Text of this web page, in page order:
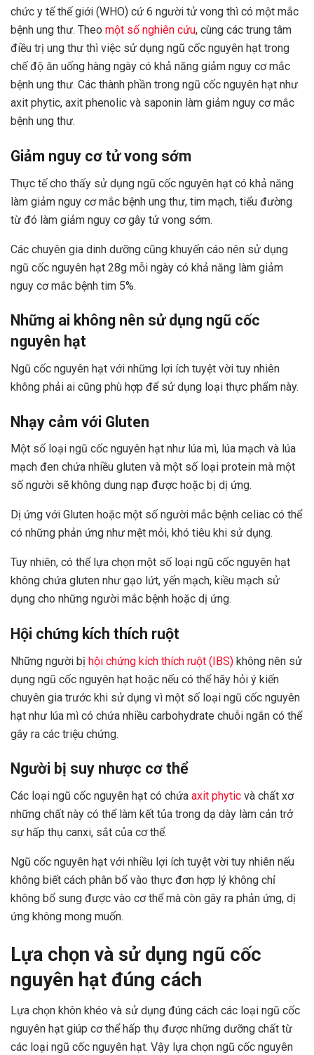
chức y tế thế giới (WHO) cứ 6 người tử vong thì có một mắc
bệnh ung thư. Theo một số nghiên cứu, cùng các trung tâm
điều trị ung thư thì việc sử dụng ngũ cốc nguyên hạt trong
chế độ ăn uống hàng ngày có khả năng giảm nguy cơ mắc
bệnh ung thư. Các thành phần trong ngũ cốc nguyên hạt như
axit phytic, axit phenolic và saponin làm giảm nguy cơ mắc
bệnh ung thư.
Giảm nguy cơ tử vong sớm
Thực tế cho thấy sử dụng ngũ cốc nguyên hạt có khả năng
làm giảm nguy cơ mắc bệnh ung thư, tim mạch, tiểu đường
từ đó làm giảm nguy cơ gây tử vong sớm.
Các chuyên gia dinh dưỡng cũng khuyến cáo nên sử dụng
ngũ cốc nguyên hạt 28g mỗi ngày có khả năng làm giảm
nguy cơ mắc bệnh tim 5%.
Những ai không nên sử dụng ngũ cốc
nguyên hạt
Ngũ cốc nguyên hạt với những lợi ích tuyệt vời tuy nhiên
không phải ai cũng phù hợp để sử dụng loại thực phẩm này.
Nhạy cảm với Gluten
Một số loại ngũ cốc nguyên hạt như lúa mì, lúa mạch và lúa
mạch đen chứa nhiều gluten và một số loại protein mà một
số người sẽ không dung nạp được hoặc bị dị ứng.
Dị ứng với Gluten hoặc một số người mắc bệnh celiac có thể
có những phản ứng như mệt mỏi, khó tiêu khi sử dụng.
Tuy nhiên, có thể lựa chọn một số loại ngũ cốc nguyên hạt
không chứa gluten như gạo lứt, yến mạch, kiều mạch sử
dụng cho những người mắc bệnh hoặc dị ứng.
Hội chứng kích thích ruột
Những người bị hội chứng kích thích ruột (IBS) không nên sử
dụng ngũ cốc nguyên hạt hoặc nếu có thể hãy hỏi ý kiến
chuyên gia trước khi sử dụng vì một số loại ngũ cốc nguyên
hạt như lúa mì có chứa nhiều carbohydrate chuỗi ngắn có thể
gây ra các triệu chứng.
Người bị suy nhược cơ thể
Các loại ngũ cốc nguyên hạt có chứa axit phytic và chất xơ
những chất này có thể làm kết tủa trong dạ dày làm cản trở
sự hấp thụ canxi, sắt của cơ thể.
Ngũ cốc nguyên hạt với nhiều lợi ích tuyệt vời tuy nhiên nếu
không biết cách phân bổ vào thực đơn hợp lý không chỉ
không bổ sung được vào cơ thể mà còn gây ra phản ứng, dị
ứng không mong muốn.
Lựa chọn và sử dụng ngũ cốc
nguyên hạt đúng cách
Lựa chọn khôn khéo và sử dụng đúng cách các loại ngũ cốc
nguyên hạt giúp cơ thể hấp thụ được những dưỡng chất từ
các loại ngũ cốc nguyên hạt. Vậy lựa chọn ngũ cốc nguyên